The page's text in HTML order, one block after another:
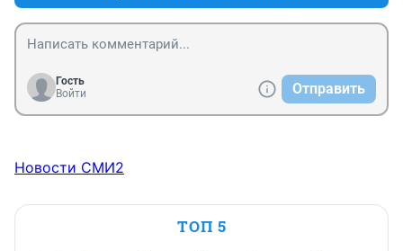
Гость
Войти
Отправить
Новости СМИ2
ТОП 5